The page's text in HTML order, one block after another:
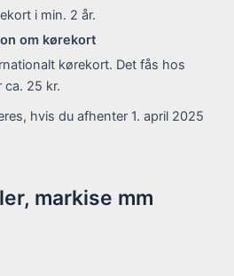
i min. 2 år.
om kørekort
kørekort. Det fås hos
ca. 25 kr.
hvis du afhenter 1. april 2025
markise mm